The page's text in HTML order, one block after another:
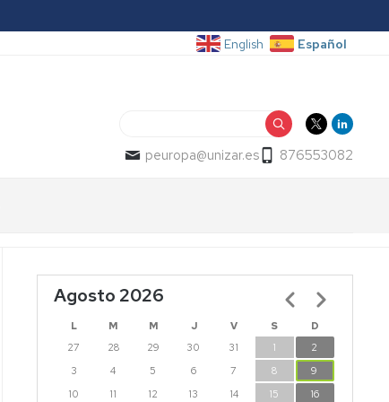
English Español
peuropa@unizar.es 876553082
Agosto 2026
L M M J V S
D
27
28 29 30 31 1
2
3
4 5 6 7 8
9
10
11 12 13 14 15
16
Paginación